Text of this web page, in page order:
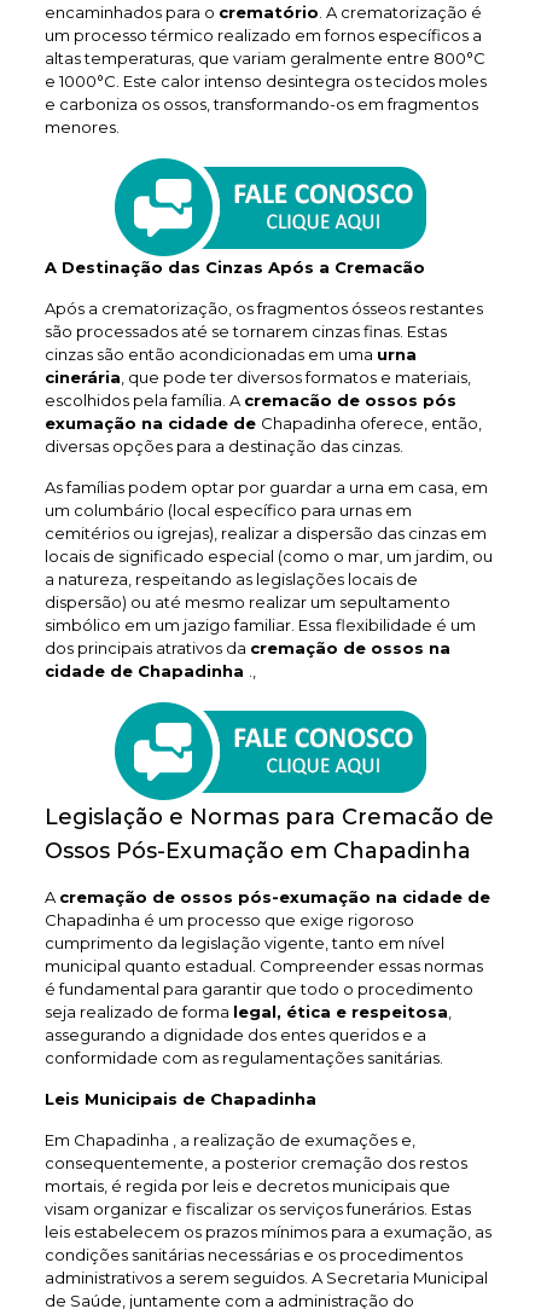
encaminhados para o crematório . A crematorização é
um processo térmico realizado em fornos específicos a
altas temperaturas, que variam geralmente entre 800°C
e 1000°C. Este calor intenso desintegra os tecidos moles
e carboniza os ossos, transformando-os em fragmentos
menores.
A Destinação das Cinzas Após a Cremacão
Após a crematorização, os fragmentos ósseos restantes
são processados até se tornarem cinzas finas. Estas
cinzas são então acondicionadas em uma urna
cinerária , que pode ter diversos formatos e materiais,
escolhidos pela família. A cremacão de ossos pós
exumação na cidade de Chapadinha oferece, então,
diversas opções para a destinação das cinzas.
As famílias podem optar por guardar a urna em casa, em
um columbário (local específico para urnas em
cemitérios ou igrejas), realizar a dispersão das cinzas em
locais de significado especial (como o mar, um jardim, ou
a natureza, respeitando as legislações locais de
dispersão) ou até mesmo realizar um sepultamento
simbólico em um jazigo familiar. Essa flexibilidade é um
dos principais atrativos da cremação de ossos na
cidade de Chapadinha
Legislação e Normas para Cremacão de
Ossos Pós-Exumação em Chapadinha
A cremação de ossos pós-exumação na cidade de
Chapadinha é um processo que exige rigoroso
cumprimento da legislação vigente, tanto em nível
municipal quanto estadual. Compreender essas normas
é fundamental para garantir que todo o procedimento
seja realizado de forma legal, ética e respeitosa
assegurando a dignidade dos entes queridos e a
conformidade com as regulamentações sanitárias.
Leis Municipais de Chapadinha
Em Chapadinha , a realização de exumações e,
consequentemente, a posterior cremação dos restos
mortais, é regida por leis e decretos municipais que
visam organizar e fiscalizar os serviços funerários. Estas
leis estabelecem os prazos mínimos para a exumação, as
condições sanitárias necessárias e os procedimentos
administrativos a serem seguidos. A Secretaria Municipal
de Saúde, juntamente com a administração do